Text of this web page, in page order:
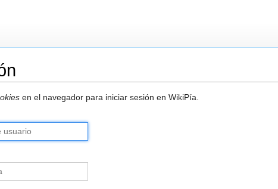
en el navegador para iniciar sesión en WikiPía.